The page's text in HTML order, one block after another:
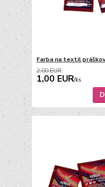
Farba na textil
2,00 EUR
1,00 EUR/ks